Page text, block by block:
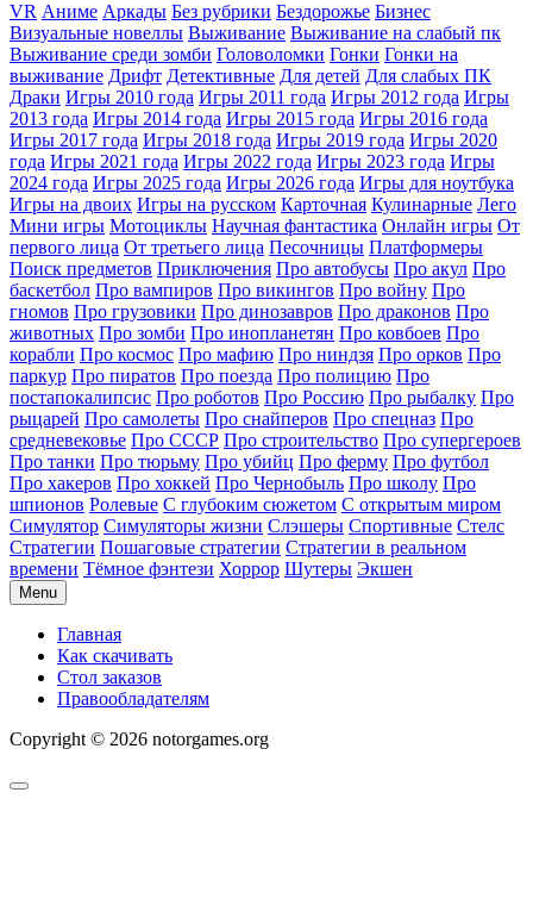
VR Аниме Аркады Без рубрики Бездорожье Бизнес
Визуальные новеллы Выживание Выживание на слабый пк
Выживание среди зомби Головоломки Гонки Гонки на
выживание Дрифт Детективные Для детей Для слабых ПК
Драки Игры 2010 года Игры 2011 года Игры 2012 года Игры
2013 года Игры 2014 года Игры 2015 года Игры 2016 года
Игры 2017 года Игры 2018 года Игры 2019 года Игры 2020
года Игры 2021 года Игры 2022 года Игры 2023 года Игры
2024 года Игры 2025 года Игры 2026 года Игры для ноутбука
Игры на двоих Игры на русском Карточная Кулинарные Лего
Мини игры Мотоциклы Научная фантастика Онлайн игры От
первого лица От третьего лица Песочницы Платформеры
Поиск предметов Приключения Про автобусы Про акул Про
баскетбол Про вампиров Про викингов Про войну Про
гномов Про грузовики Про динозавров Про драконов Про
животных Про зомби Про инопланетян Про ковбоев Про
корабли Про космос Про мафию Про ниндзя Про орков Про
паркур Про пиратов Про поезда Про полицию Про
постапокалипсис Про роботов Про Россию Про рыбалку Про
рыцарей Про самолеты Про снайперов Про спецназ Про
средневековье Про СССР Про строительство Про супергероев
Про танки Про тюрьму Про убийц Про ферму Про футбол
Про хакеров Про хоккей Про Чернобыль Про школу Про
шпионов Ролевые С глубоким сюжетом С открытым миром
Симулятор Симуляторы жизни Слэшеры Спортивные Стелс
Стратегии Пошаговые стратегии Стратегии в реальном
времени Тёмное фэнтези Хоррор Шутеры Экшен
Menu
Главная
Как скачивать
Стол заказов
Правообладателям
Copyright © 2026 notorgames.org
Scroll